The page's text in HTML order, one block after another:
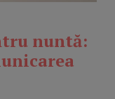
nuntă: